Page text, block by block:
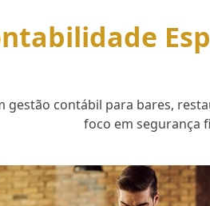
gestão contábil para bares,
foco em segurança